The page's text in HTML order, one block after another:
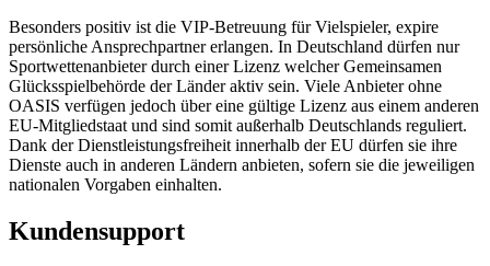
Besonders positiv ist die VIP-Betreuung für Vielspieler, expire
persönliche Ansprechpartner erlangen. In Deutschland dürfen nur
Sportwettenanbieter durch einer Lizenz welcher Gemeinsamen
Glücksspielbehörde der Länder aktiv sein. Viele Anbieter ohne
OASIS verfügen jedoch über eine gültige Lizenz aus einem anderen
EU-Mitgliedstaat und sind somit außerhalb Deutschlands reguliert.
Dank der Dienstleistungsfreiheit innerhalb der EU dürfen sie ihre
Dienste auch in anderen Ländern anbieten, sofern sie die jeweiligen
nationalen Vorgaben einhalten.
Kundensupport